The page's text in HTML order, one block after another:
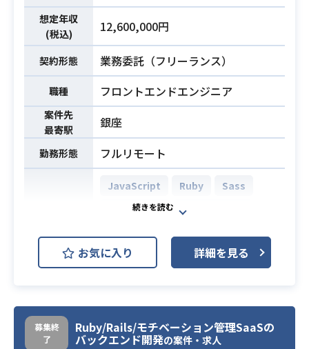
想定年収
(税込)
12,600,000円
契約形態 業務委託（フリーランス）
職種 フロントエンドエンジニア
案件先
最寄駅
銀座
勤務形態 フルリモート
開発環境
JavaScript Ruby
Sass
TypeScript
Ruby on Rails
Vue.js
AWS (Amazon Web Services)
も含め、プロダクトを一緒にアップ
お気に入り 詳細を見る
募集終
了
Ruby/Rails/モチベーション管理SaaSの
バックエンド開発の案件・求人